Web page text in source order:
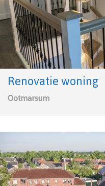
Renovatie woning
Ootmarsum